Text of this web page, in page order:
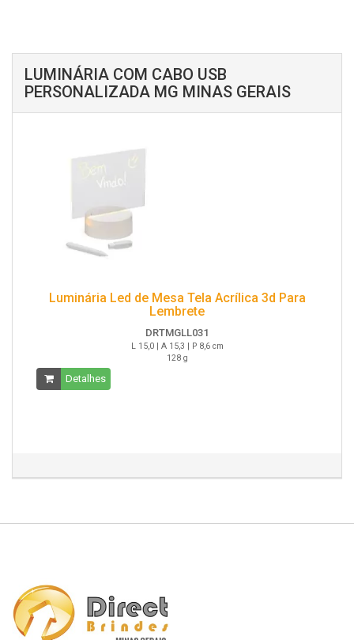
LUMINÁRIA COM CABO USB
PERSONALIZADA MG MINAS GERAIS
Luminária Led de Mesa Tela Acrílica 3d Para
Lembrete
DRTMGLL031
L 15,0 | A 15,3 | P 8,6 cm
128 g
Detalhes